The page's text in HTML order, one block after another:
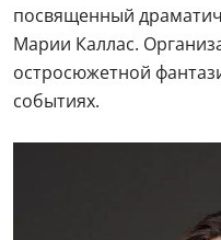
посвященный
Марии Каллас.
остросюжетной
событиях.